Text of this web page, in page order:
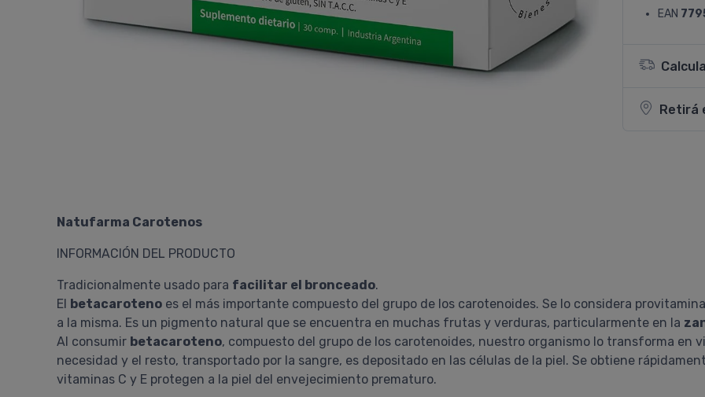
EAN
Retirá
Natufarma Carotenos
INFORMACIÓN DEL PRODUCTO
Tradicionalmente usado para facilitar el bronceado.
El betacaroteno es el más importante compuesto del grupo de los carotenoides. Se lo considera
a la misma. Es un pigmento natural que se encuentra en muchas frutas y verduras, particularmente en la
Al consumir betacaroteno, compuesto del grupo de los carotenoides, nuestro organismo lo transforma en
necesidad y el resto, transportado por la sangre, es depositado en las células de la piel. Se obtiene
vitaminas C y E protegen a la piel del envejecimiento prematuro.